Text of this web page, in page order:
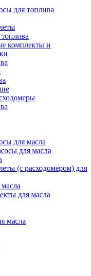
для топлива
комплекты и
для масла
для масла
(с расходомером) для
для масла
масла